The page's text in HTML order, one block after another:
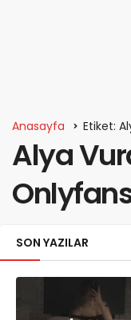
Anasayfa Etiket:
Alya
SON YAZILAR